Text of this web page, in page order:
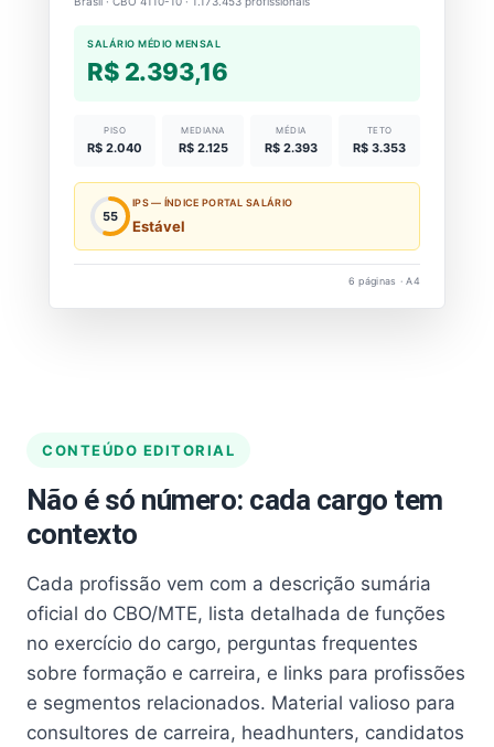
SALÁRIO MÉDIO MENSAL
R$ 2.393,16
PISO
R$ 2.040
MEDIANA
R$ 2.125
MÉDIA
R$ 2.393
TETO
R$ 3.353
55
IPS — ÍNDICE PORTAL SALÁRIO
Estável
6 páginas · A4
CONTEÚDO EDITORIAL
Não é só número: cada cargo tem
contexto
Cada profissão vem com a descrição sumária
oficial do CBO/MTE, lista detalhada de funções
no exercício do cargo, perguntas frequentes
sobre formação e carreira, e links para profissões
e segmentos relacionados. Material valioso para
consultores de carreira, headhunters, candidatos